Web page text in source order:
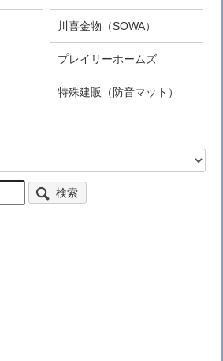
川喜金物（SOWA）
プレイリーホームズ
特殊建販（防音マット）
検索